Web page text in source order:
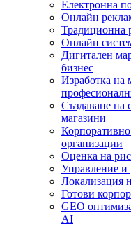
Електронна
Онлайн
Традиционна
Онлайн
Дигитален
бизнес
Изработка
Създаване на
магазини
организации
Оценка на
Управление и
Локализация
Готови
GEO
AI